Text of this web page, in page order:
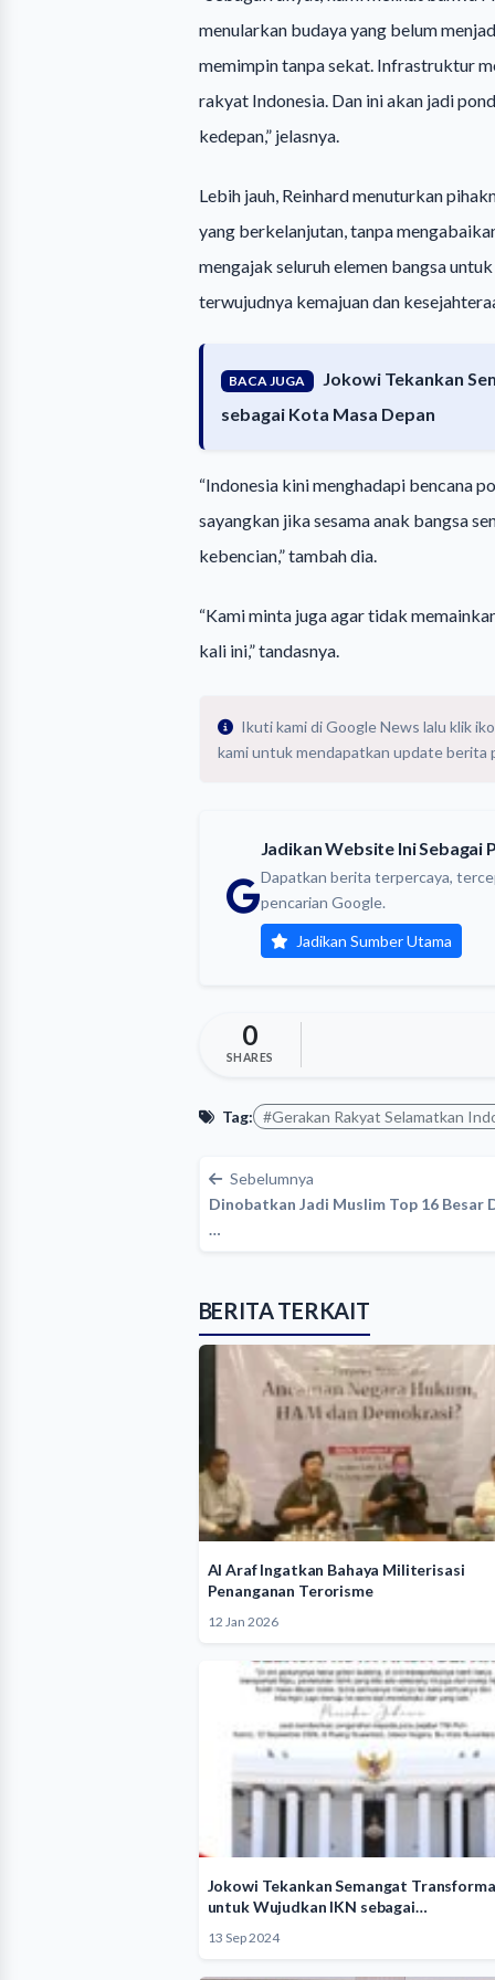
menularkan budaya yang belum
memimpin tanpa sekat. Infrastruktur
rakyat Indonesia. Dan ini akan jadi
kedepan,” jelasnya.
Lebih jauh, Reinhard menuturkan
yang berkelanjutan, tanpa
mengajak seluruh elemen bangsa
terwujudnya kemajuan dan
BACA JUGA
Jokowi Tekankan
sebagai Kota Masa Depan
“Indonesia kini menghadapi bencana
sayangkan jika sesama anak bangsa
kebencian,” tambah dia.
“Kami minta juga agar tidak
kali ini,” tandasnya.
Ikuti kami di Google News lalu klik
kami untuk mendapatkan update berita
Jadikan Website Ini Sebagai
Dapatkan berita terpercaya,
pencarian Google.
Jadikan Sumber Utama
0
SHARES
Tag: #Gerakan Rakyat Selamatkan
Sebelumnya
Dinobatkan Jadi Muslim Top 16 Besar
…
BERITA TERKAIT
Al Araf Ingatkan Bahaya Militerisasi
Penanganan Terorisme
12 Jan 2026
Jokowi Tekankan Semangat
untuk Wujudkan IKN sebagai…
13 Sep 2024